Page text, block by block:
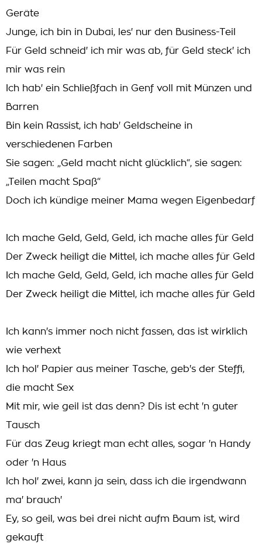
Geräte
Junge, ich bin in Dubai, les' nur den Business-Teil
Für Geld schneid' ich mir was ab, für Geld steck' ich
mir was rein
Ich hab' ein Schließfach in Genf voll mit Münzen und
Barren
Bin kein Rassist, ich hab' Geldscheine in
verschiedenen Farben
Sie sagen: „Geld macht nicht glücklich“, sie sagen:
„Teilen macht Spaß“
Doch ich kündige meiner Mama wegen Eigenbedarf
Ich mache Geld, Geld, Geld, ich mache alles für Geld
Der Zweck heiligt die Mittel, ich mache alles für Geld
Ich mache Geld, Geld, Geld, ich mache alles für Geld
Der Zweck heiligt die Mittel, ich mache alles für Geld
Ich kann's immer noch nicht fassen, das ist wirklich
wie verhext
Ich hol' Papier aus meiner Tasche, geb's der Steffi,
die macht Sex
Mit mir, wie geil ist das denn? Dis ist echt 'n guter
Tausch
Für das Zeug kriegt man echt alles, sogar 'n Handy
oder 'n Haus
Ich hol' zwei, kann ja sein, dass ich die irgendwann
ma' brauch'
Ey, so geil, was bei drei nicht aufm Baum ist, wird
gekauft